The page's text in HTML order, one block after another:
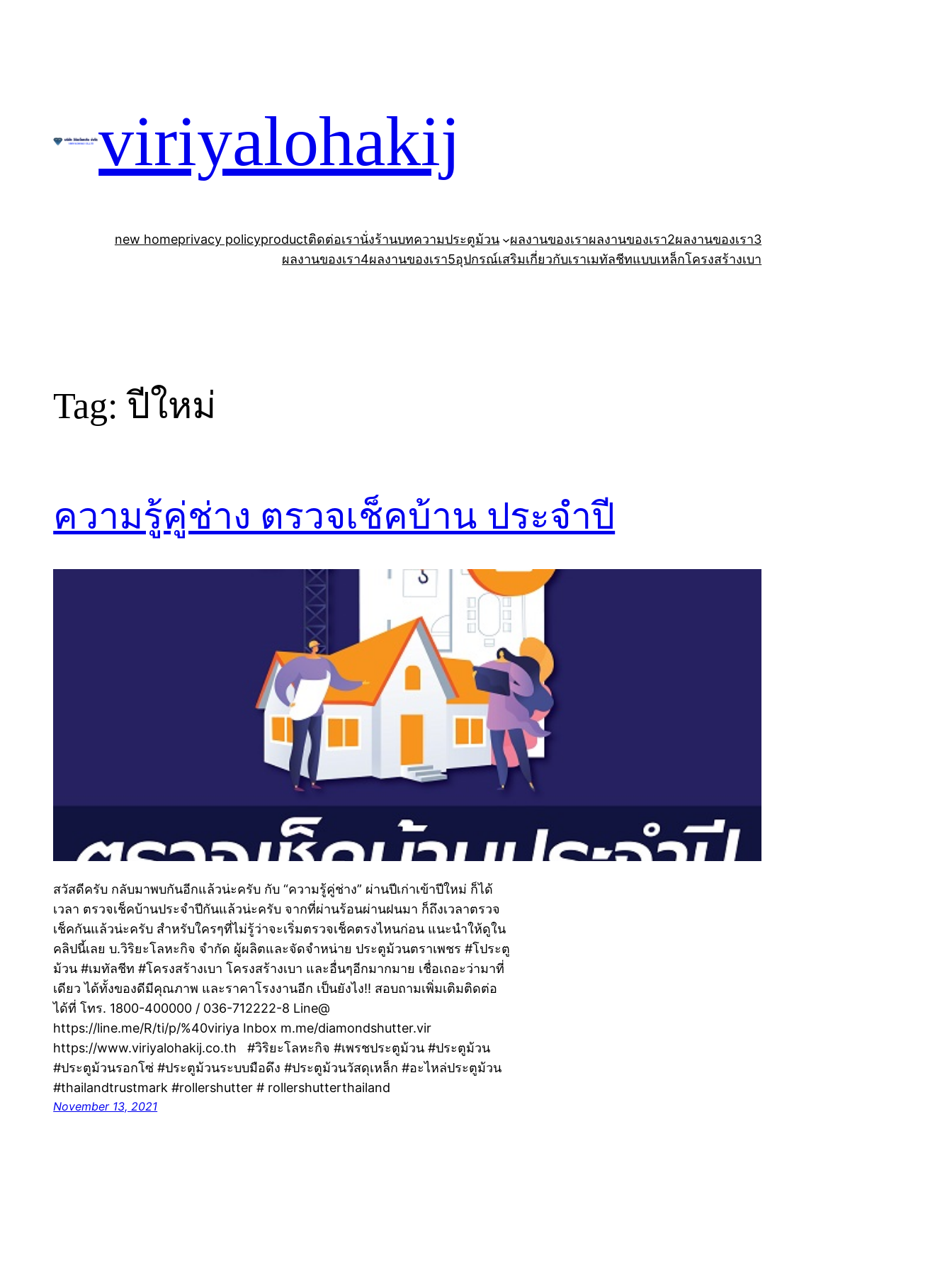
viriyalohakij
new homeprivacy policyproductติดต่อเรานั่งร้านบทความประตูม้วน ผลงานของเราผลงานของเรา2ผลงานของเรา3
ผลงานของเรา4ผลงานของเรา5อุปกรณ์เสริมเกี่ยวกับเราเมทัลชีทแบบเหล็กโครงสร้างเบา
Tag:ปีใหม่
ความรู้คู่ช่าง ตรวจเช็คบ้าน ประจำปี
สวัสดีครับ กลับมาพบกันอีกแล้วน่ะครับ กับ “ความรู้คู่ช่าง” ผ่านปีเก่าเข้าปีใหม่ ก็ได้
เวลา ตรวจเช็คบ้านประจำปีกันแล้วน่ะครับ จากที่ผ่านร้อนผ่านฝนมา ก็ถึงเวลาตรวจ
เช็คกันแล้วน่ะครับ สำหรับใครๆที่ไม่รู้ว่าจะเริ่มตรวจเช็คตรงไหนก่อน แนะนำให้ดูใน
คลิปนี้เลย บ.วิริยะโลหะกิจ จำกัด ผู้ผลิตและจัดจำหน่าย ประตูม้วนตราเพชร #โประตู
ม้วน #เมทัลชีท #โครงสร้างเบา โครงสร้างเบา และอื่นๆอีกมากมาย เชื่อเถอะว่ามาที่
เดียว ได้ทั้งของดีมีคุณภาพ และราคาโรงงานอีก เป็นยังไง!! สอบถามเพิ่มเติมติดต่อ
ได้ที่ โทร. 1800-400000 / 036-712222-8 Line@
https://line.me/R/ti/p/%40viriya Inbox m.me/diamondshutter.vir
https://www.viriyalohakij.co.th #วิริยะโลหะกิจ #เพรชประตูม้วน #ประตูม้วน
#ประตูม้วนรอกโซ่ #ประตูม้วนระบบมือดึง #ประตูม้วนวัสดุเหล็ก #อะไหล่ประตูม้วน
#thailandtrustmark #rollershutter # rollershutterthailand
November 13, 2021